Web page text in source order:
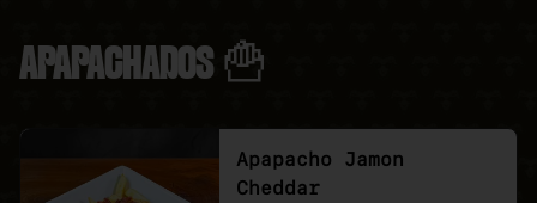
APAPACHADOS 🍟
Apapacho Jamon
Cheddar